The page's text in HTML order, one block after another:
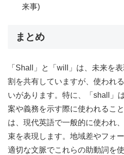
来事)
まとめ
「Shall」と「will」は、未来を
割を共有していますが、使われ
いがあります。特に、「shall」
案や義務を示す際に使われるこ
は、現代英語で一般的に使われ
束を表現します。地域差やフォ
適切な文脈でこれらの助動詞を